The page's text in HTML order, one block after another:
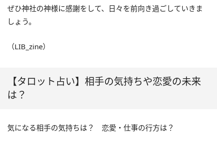
ぜひ神社の神様に感謝をして、日々を前向き過ごしていきま
しょう。
（LIB_zine）
【タロット占い】相手の気持ちや恋愛の未来
は？
気になる相手の気持ちは？ 恋愛・仕事の行方は？